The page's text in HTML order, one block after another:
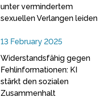
unter vermindertem
sexuellen Verlangen leiden
13 February 2025
Widerstandsfähig gegen
Fehlinformationen: KI
stärkt den sozialen
Zusammenhalt